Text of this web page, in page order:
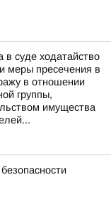
в суде ходатайство
меры пресечения в
в отношении
группы,
имущества